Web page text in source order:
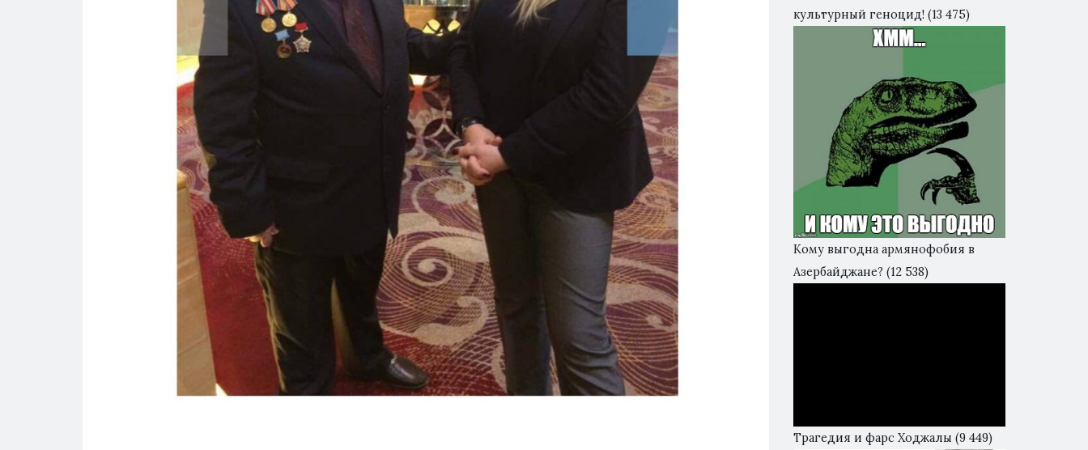
культурный геноцид! (13 475)
Кому выгодна армянофобия в
Азербайджане? (12 538)
Трагедия и фарс Ходжалы (9 449)